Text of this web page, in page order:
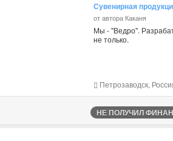
Сувенирная
от автора Каканя
Мы - "Ведро".
не только.
Петрозаводск,
НЕ ПОЛУЧИЛ